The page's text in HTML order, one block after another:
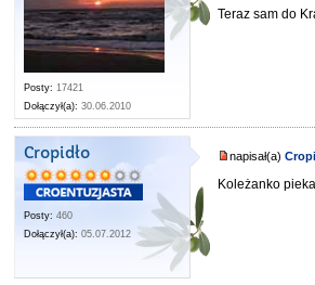
Posty: 17421
Dołączył(a): 30.06.2010
Teraz sam do
Cropidło
Posty: 460
Dołączył(a): 05.07.2012
napisał(a)
Koleżanko